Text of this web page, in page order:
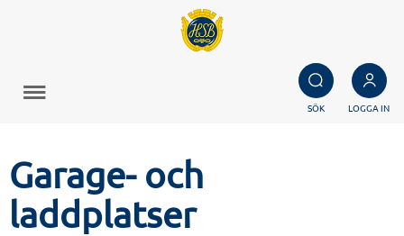
SÖK LOGGA IN
Garage- och
laddplatser